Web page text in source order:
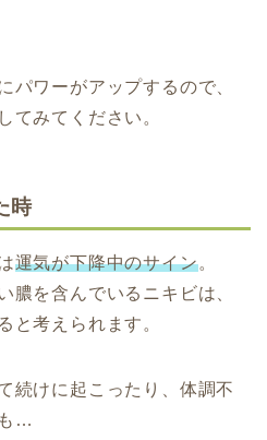
パワーがアップするので、
てみてください。
時
運気が下降中のサイン。
膿を含んでいるニキビは、
と考えられます。
続けに起こったり、体調不
…